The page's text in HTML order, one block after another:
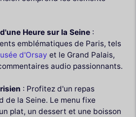
Heure sur la Seine :
emblématiques de Paris, tels
d'Orsay et le Grand Palais,
audio passionnants.
: Profitez d'un repas
de la Seine. Le menu fixe
plat, un dessert et une boisson